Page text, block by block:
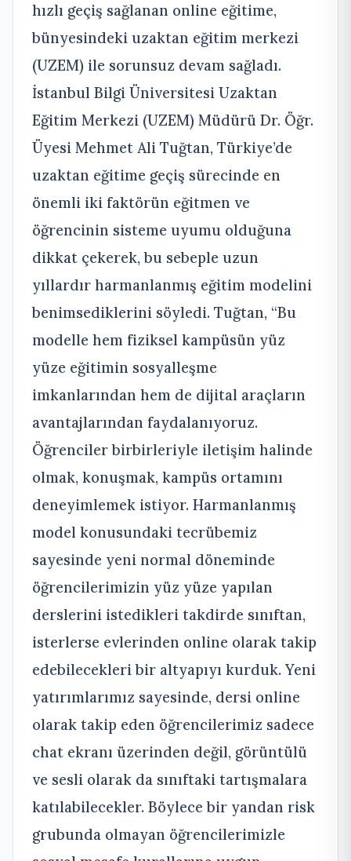
hızlı geçiş sağlanan online eğitime,
bünyesindeki uzaktan eğitim merkezi
(UZEM) ile sorunsuz devam sağladı.
İstanbul Bilgi Üniversitesi Uzaktan
Eğitim Merkezi (UZEM) Müdürü Dr. Öğr.
Üyesi Mehmet Ali Tuğtan, Türkiye’de
uzaktan eğitime geçiş sürecinde en
önemli iki faktörün eğitmen ve
öğrencinin sisteme uyumu olduğuna
dikkat çekerek, bu sebeple uzun
yıllardır harmanlanmış eğitim modelini
benimsediklerini söyledi. Tuğtan, “Bu
modelle hem fiziksel kampüsün yüz
yüze eğitimin sosyalleşme
imkanlarından hem de dijital araçların
avantajlarından faydalanıyoruz.
Öğrenciler birbirleriyle iletişim halinde
olmak, konuşmak, kampüs ortamını
deneyimlemek istiyor. Harmanlanmış
model konusundaki tecrübemiz
sayesinde yeni normal döneminde
öğrencilerimizin yüz yüze yapılan
derslerini istedikleri takdirde sınıftan,
isterlerse evlerinden online olarak takip
edebilecekleri bir altyapıyı kurduk. Yeni
yatırımlarımız sayesinde, dersi online
olarak takip eden öğrencilerimiz sadece
chat ekranı üzerinden değil, görüntülü
ve sesli olarak da sınıftaki tartışmalara
katılabilecekler. Böylece bir yandan risk
grubunda olmayan öğrencilerimizle